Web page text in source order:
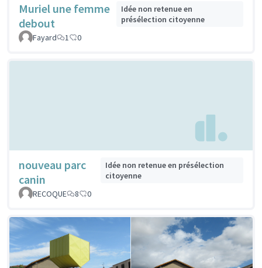
Muriel une femme
debout
Idée non retenue en
présélection citoyenne
Fayard
1 0
nouveau parc
canin
Idée non retenue en présélection
citoyenne
RECOQUE
8 0